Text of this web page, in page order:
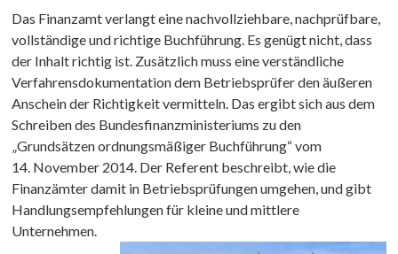
Das Finanzamt verlangt eine nachvollziehbare, nachprüfbare,
vollständige und richtige Buchführung. Es genügt nicht, dass
der Inhalt richtig ist. Zusätzlich muss eine verständliche
Verfahrensdokumentation dem Betriebsprüfer den äußeren
Anschein der Richtigkeit vermitteln. Das ergibt sich aus dem
Schreiben des Bundesfinanzministeriums zu den
„Grundsätzen ordnungsmäßiger Buchführung“ vom
14. November 2014. Der Referent beschreibt, wie die
Finanzämter damit in Betriebsprüfungen umgehen, und gibt
Handlungsempfehlungen für kleine und mittlere
Unternehmen.